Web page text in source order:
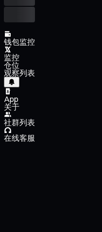
钱包监控
监控
仓位
观察列表
App
关于
社群列表
在线客服